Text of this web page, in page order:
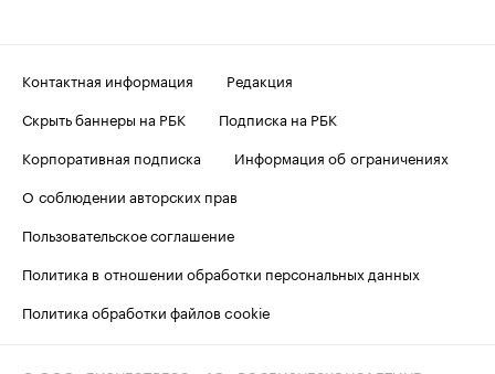
Контактная информация
Редакция
Скрыть баннеры на РБК
Подписка на РБК
Корпоративная подписка
Информация об ограничениях
О соблюдении авторских прав
Пользовательское соглашение
Политика в отношении обработки персональных данных
Политика обработки файлов cookie